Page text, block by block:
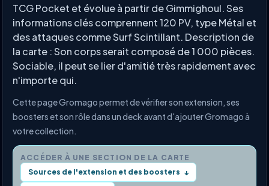
TCG Pocket et évolue à partir de Gimmighoul. Ses
informations clés comprennent 120 PV, type Métal et
des attaques comme Surf Scintillant. Description de
la carte : Son corps serait composé de 1 000 pièces.
Sociable, il peut se lier d'amitié très rapidement avec
n'importe qui.
Cette page Gromago permet de vérifier son extension, ses
boosters et son rôle dans un deck avant d'ajouter Gromago à
votre collection.
ACCÉDER À UNE SECTION DE LA CARTE
Sources de l'extension et des boosters ↓